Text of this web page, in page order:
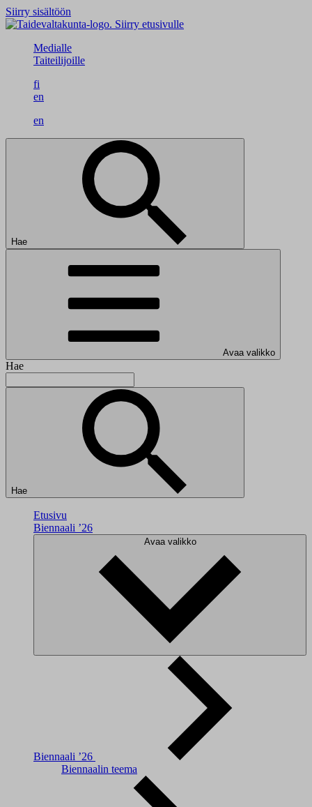
Siirry sisältöön
Siirry etusivulle
Medialle
Taiteilijoille
fi
en
en
Hae
Avaa valikko
Hae
Hae
Etusivu
Biennaali ’26
Avaa valikko
Biennaali ’26
Biennaalin teema